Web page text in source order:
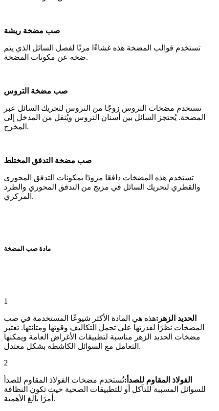
صب مضخة ريشة
تستخدم قوالب المضخة هذه غشاءًا مرنًا لفصل السائل الذي يتم
ضخه عن مكونات المضخة.
صب مضخة التروس
تستخدم مضخات التروس زوجًا من التروس لتحريك السائل عبر
المضخة. يُحتجز السائل بين أسنان التروس ويُنقل من المدخل إلى
المخرج.
صب مضخة التدفق المختلط
تستخدم هذه المضخات دافعًا مزودًا بمكونات التدفق المحوري
والقطري لتحريك السائل في مزيج من التدفق المحوري والطرد
المركزي.
مادة صب المضخة
1
الحديد الزهر:هذه هي المادة الأكثر شيوعًا المستخدمة في صب
المضخات نظرًا لقدرتها على تحمل التكاليف وقوتها ومتانتها. تعتبر
مضخات الحديد الزهر مناسبة لتطبيقات الأغراض العامة ويمكنها
التعامل مع السوائل الكاشطة بشكل معتدل.
2
الفولاذ المقاوم للصدأ:تُستخدم مضخات الفولاذ المقاوم للصدأ
للسوائل المسببة للتآكل أو للتطبيقات الصحية حيث تكون النظافة
أمرًا بالغ الأهمية.